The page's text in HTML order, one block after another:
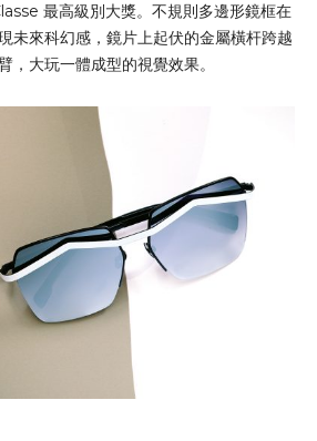
最高級別大獎。不規則多邊形鏡框在
未來科幻感，鏡片上起伏的金屬橫杆跨越
，大玩一體成型的視覺效果。